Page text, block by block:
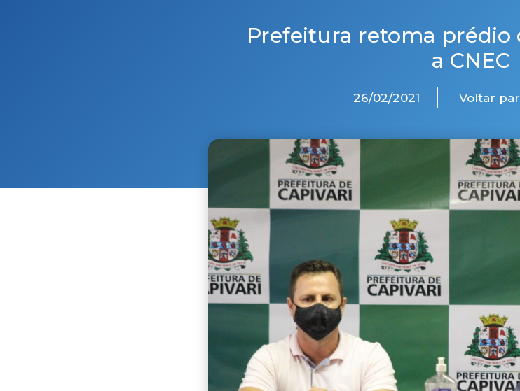
Prefeitura retoma prédio
a CNEC
26/02/2021 Voltar